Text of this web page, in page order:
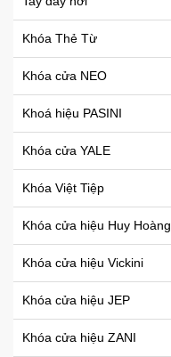
Khóa Thẻ Từ
Khóa cửa NEO
Khoá hiệu PASINI
Khóa cửa YALE
Khóa Việt Tiệp
Khóa cửa hiệu Huy Hoàng
Khóa cửa hiệu Vickini
Khóa cửa hiệu JEP
Khóa cửa hiệu ZANI